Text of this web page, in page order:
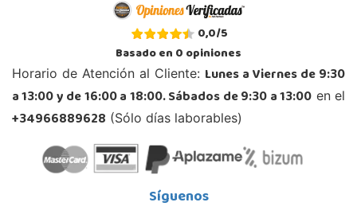
POCAS UNIDADES
Juguetilandia Petrer
Avenida Alfonso X el Sabio nº 2-A
03610, Petrer
0,0/5
Basado en0opiniones
Horario de Atención al Cliente: Lunes a Viernes de 9:30
a 13:00 y de 16:00 a 18:00. Sábados de 9:30 a 13:00 en el
+34966889628 (Sólo días laborables)
Síguenos